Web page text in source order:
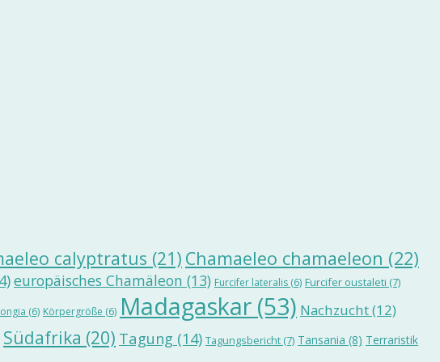
calyptratus (21) Chamaeleo chamaeleon (22)
europäisches Chamäleon (13) Furcifer lateralis (6) Furcifer oustaleti (7)
(6) Körpergröße (6) Madagaskar (53) Nachzucht(12)
Südafrika (20) Tagung (14) Tagungsbericht (7) Tansania (8) Terraristik